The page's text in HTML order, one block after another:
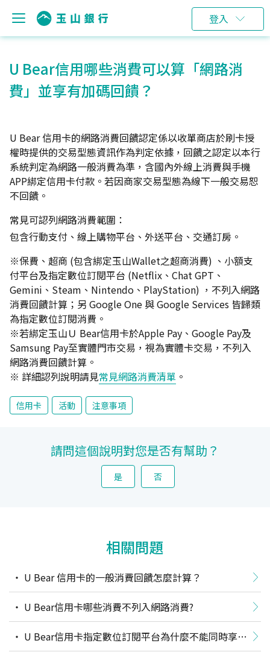
登入
U Bear信用哪些消費可以算「網路消
費」並享有加碼回饋？
U Bear 信用卡的網路消費回饋認定係以收單商店於刷卡授
權時提供的交易型態資訊作為判定依據，回饋之認定以本行
系統判定為網路一般消費為準，含國內外線上消費與手機
APP綁定信用卡付款。若因商家交易型態為線下一般交易恕
不回饋。
常見可認列網路消費範圍：
包含行動支付、線上購物平台、外送平台、交通訂房。
※保費、超商 (包含綁定玉山Wallet之超商消費) 、小額支
付平台及指定數位訂閱平台 (Netflix、Chat GPT、
Gemini、Steam、Nintendo、PlayStation) ，不列入網路
消費回饋計算；另 Google One 與 Google Services 皆歸類
為指定數位訂閱消費。
※若綁定玉山Ｕ Bear信用卡於Apple Pay、Google Pay及
Samsung Pay至實體門市交易，視為實體卡交易，不列入
網路消費回饋計算。
※ 詳細認列說明請見常見網路消費清單 。
信用卡 活動 注意事項
請問這個說明對您是否有幫助？
是 否
相關問題
U Bear 信用卡的一般消費回饋怎麼計算？
U Bear信用卡哪些消費不列入網路消費?